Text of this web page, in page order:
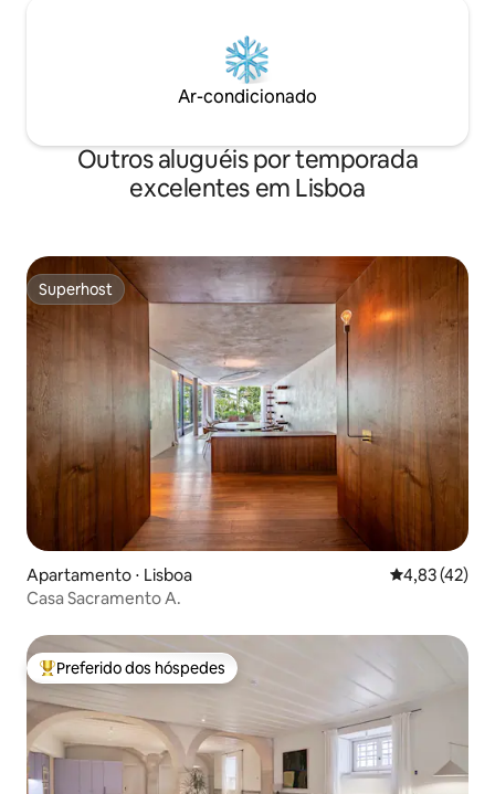
Ar-condicionado
Outros aluguéis por temporada
excelentes em Lisboa
Superhost
Superhost
Apartamento ⋅ Lisboa 4,83 de uma
4,83 (42)
Casa Sacramento A.
Entre os melhores preferidos dos hóspedes
Preferido dos hóspedes